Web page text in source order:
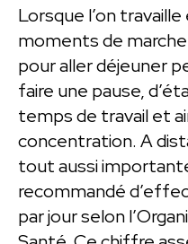
Lorsque l’on
moments de
pour aller déjeuner
faire une pause,
temps de travail et
concentration. A
tout aussi
recommandé
par jour selon